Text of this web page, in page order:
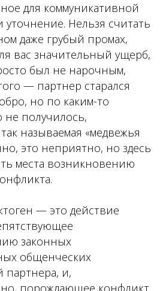
для коммуникативной
уточнение. Нельзя считать
даже грубый промах,
вас значительный ущерб,
был не нарочным,
— партнер старался
но по каким-то
не получилось,
называемая «медвежья
это неприятно, но здесь
места возникновению
— это действие
законных
общенческих
партнера, и,
порождающее конфликт.